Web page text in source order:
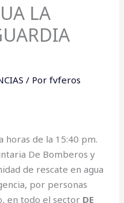
LA
/ Porfvferos
horas de la 15:40 pm.
De Bomberos y
de rescate en agua
por personas
en todo el sector DE